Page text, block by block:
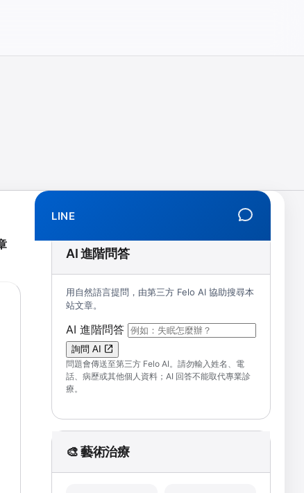
、拒學、創傷、解離、EMDR、TMS、NIRS、預約）
LINE
AI 進階問答
用自然語言提問，由第三方 Felo AI 協助搜尋本
站文章。
AI 進階問答 （可輸入自然語言問題；送出後會
詢問 AI
問題會傳送至第三方 Felo AI。請勿輸入姓名、電
話、病歷或其他個人資料；AI 回答不能取代專業診
療。
🎨 藝術治療